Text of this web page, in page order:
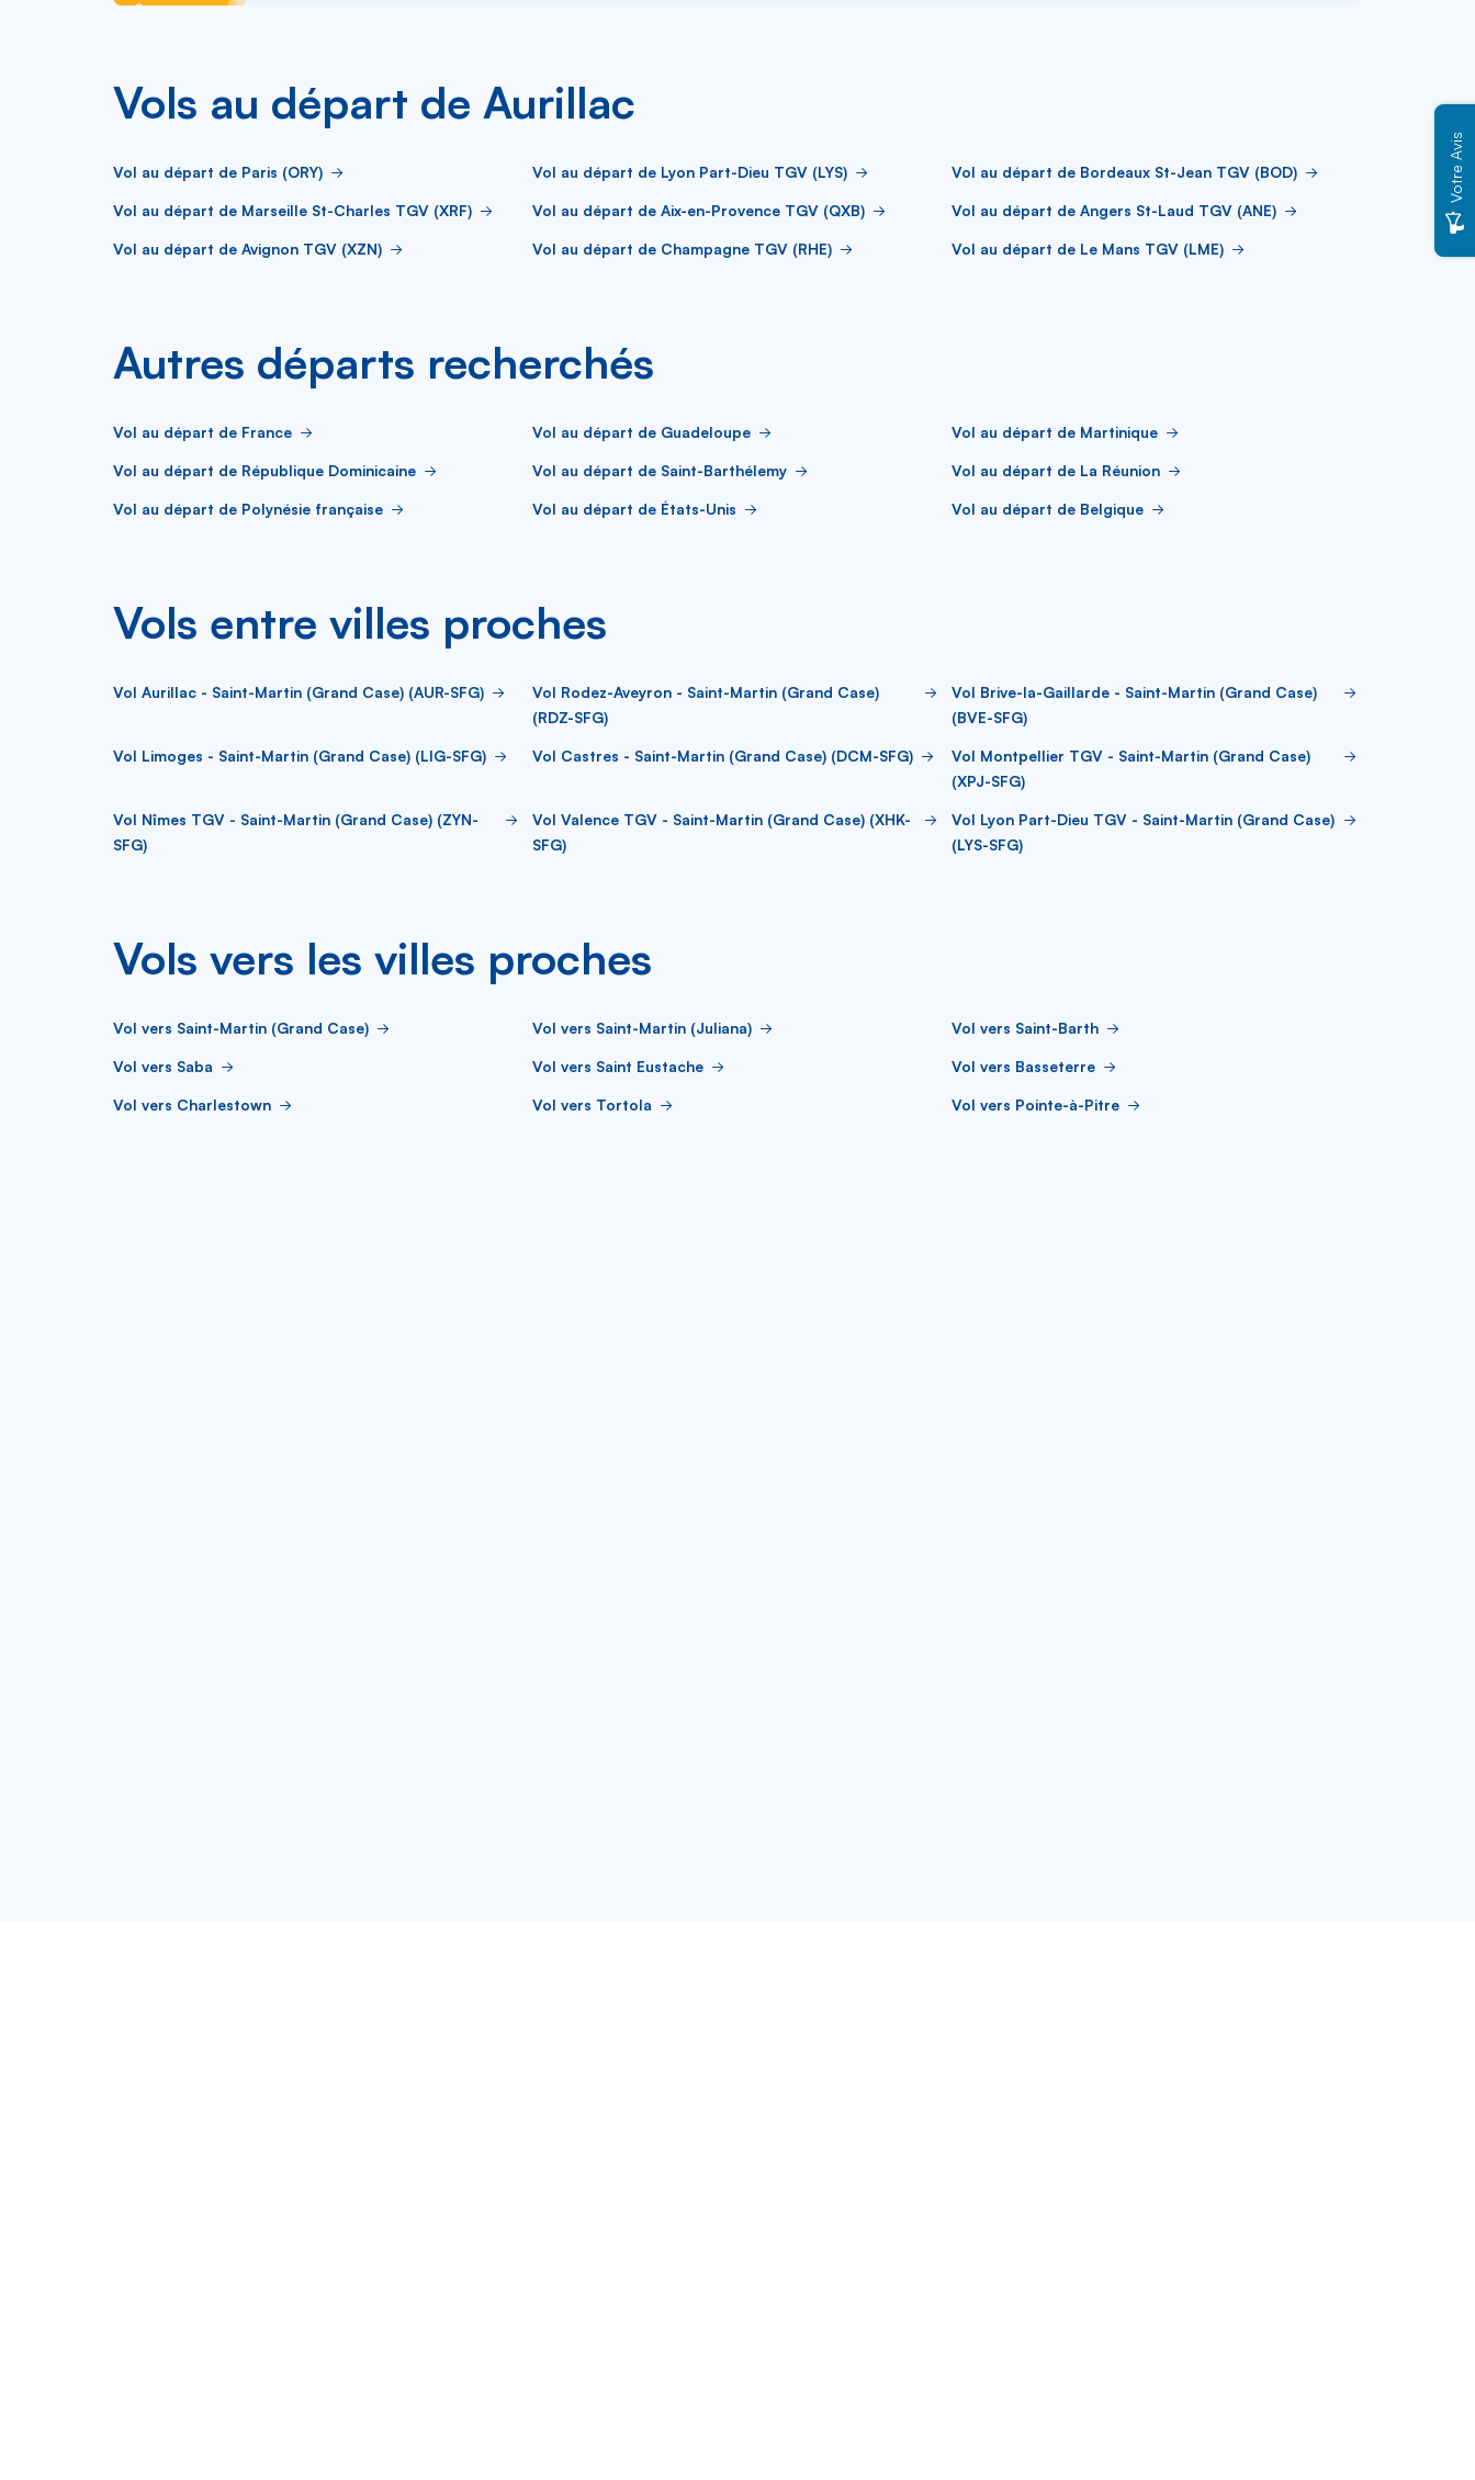
Vols au départ de Aurillac
Vol au départ de Paris (ORY) Vol au départ de Lyon Part-Dieu TGV (LYS) Vol au départ de Bordeaux St-Jean TGV (BOD)
Vol au départ de Marseille St-Charles TGV (XRF) Vol au départ de Aix-en-Provence TGV (QXB) Vol au départ de Angers St-Laud TGV (ANE)
Vol au départ de Avignon TGV (XZN) Vol au départ de Champagne TGV (RHE) Vol au départ de Le Mans TGV (LME)
Autres départs recherchés
Vol au départ de France Vol au départ de Guadeloupe Vol au départ de Martinique
Vol au départ de République Dominicaine Vol au départ de Saint-Barthélemy Vol au départ de La Réunion
Vol au départ de Polynésie française Vol au départ de États-Unis Vol au départ de Belgique
Vols entre villes proches
Vol Aurillac - Saint-Martin (Grand Case) (AUR-SFG)
Vol Rodez-Aveyron - Saint-Martin (Grand Case)
(RDZ-SFG)
Vol Brive-la-Gaillarde - Saint-Martin (Grand Case)
(BVE-SFG)
Vol Limoges - Saint-Martin (Grand Case) (LIG-SFG) Vol Castres - Saint-Martin (Grand Case) (DCM-SFG)
Vol Montpellier TGV - Saint-Martin (Grand Case)
(XPJ-SFG)
Vol Nîmes TGV - Saint-Martin (Grand Case) (ZYN-
SFG)
Vol Valence TGV - Saint-Martin (Grand Case) (XHK-
SFG)
Vol Lyon Part-Dieu TGV - Saint-Martin (Grand Case)
(LYS-SFG)
Vols vers les villes proches
Vol vers Saint-Martin (Grand Case) Vol vers Saint-Martin (Juliana) Vol vers Saint-Barth
Vol vers Saba Vol vers Saint Eustache Vol vers Basseterre
Vol vers Charlestown Vol vers Tortola Vol vers Pointe-à-Pitre
Votre Avis